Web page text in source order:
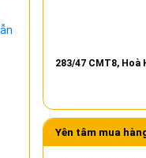
283/47 CMT8, Hoà
Yên tâm mua